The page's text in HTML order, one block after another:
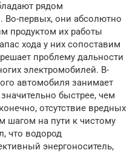
рядом
Во-первых, они абсолютно
продуктом их работы
хода у них сопоставим
проблему дальности
электромобилей. В-
автомобиля занимает
быстрее, чем
отсутствие вредных
шагом на пути к чистому
что водород
энергоноситель,